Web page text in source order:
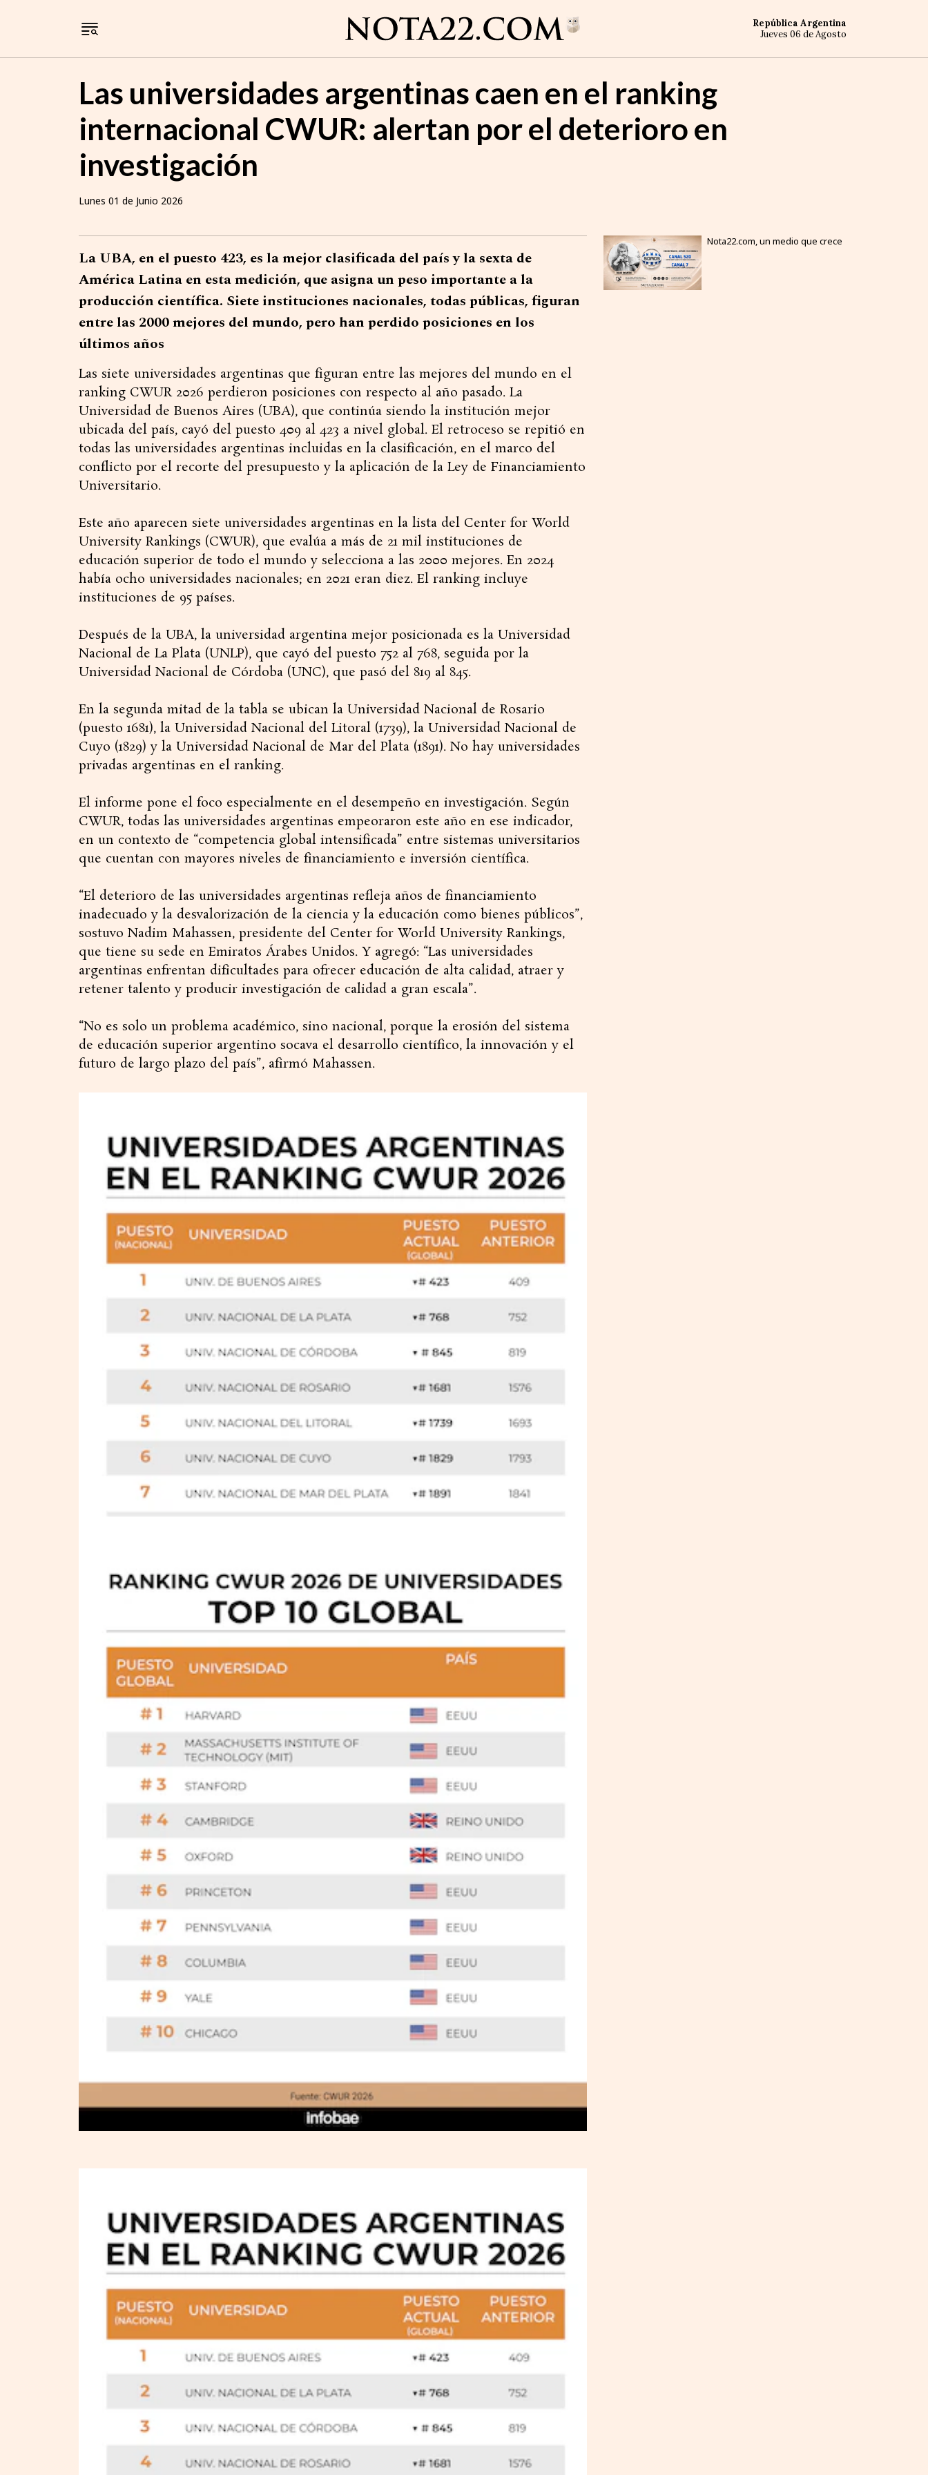
República Argentina
Jueves 06 de Agosto
Las universidades argentinas caen en el ranking
internacional CWUR: alertan por el deterioro en
investigación
Lunes 01 de Junio 2026
La UBA, en el puesto 423, es la mejor clasificada del país y la sexta de
América Latina en esta medición, que asigna un peso importante a la
producción científica. Siete instituciones nacionales, todas públicas, figuran
entre las 2000 mejores del mundo, pero han perdido posiciones en los
últimos años
Las siete universidades argentinas que figuran entre las mejores del mundo en el
ranking CWUR 2026 perdieron posiciones con respecto al año pasado. La
Universidad de Buenos Aires (UBA), que continúa siendo la institución mejor
ubicada del país, cayó del puesto 409 al 423 a nivel global. El retroceso se repitió en
todas las universidades argentinas incluidas en la clasificación, en el marco del
conflicto por el recorte del presupuesto y la aplicación de la Ley de Financiamiento
Universitario.
Este año aparecen siete universidades argentinas en la lista del Center for World
University Rankings (CWUR), que evalúa a más de 21 mil instituciones de
educación superior de todo el mundo y selecciona a las 2000 mejores. En 2024
había ocho universidades nacionales; en 2021 eran diez. El ranking incluye
instituciones de 95 países.
Después de la UBA, la universidad argentina mejor posicionada es la Universidad
Nacional de La Plata (UNLP), que cayó del puesto 752 al 768, seguida por la
Universidad Nacional de Córdoba (UNC), que pasó del 819 al 845.
En la segunda mitad de la tabla se ubican la Universidad Nacional de Rosario
(puesto 1681), la Universidad Nacional del Litoral (1739), la Universidad Nacional de
Cuyo (1829) y la Universidad Nacional de Mar del Plata (1891). No hay universidades
privadas argentinas en el ranking.
El informe pone el foco especialmente en el desempeño en investigación. Según
CWUR, todas las universidades argentinas empeoraron este año en ese indicador,
en un contexto de “competencia global intensificada” entre sistemas universitarios
que cuentan con mayores niveles de financiamiento e inversión científica.
“El deterioro de las universidades argentinas refleja años de financiamiento
inadecuado y la desvalorización de la ciencia y la educación como bienes públicos”,
sostuvo Nadim Mahassen, presidente del Center for World University Rankings,
que tiene su sede en Emiratos Árabes Unidos. Y agregó: “Las universidades
argentinas enfrentan dificultades para ofrecer educación de alta calidad, atraer y
retener talento y producir investigación de calidad a gran escala”.
“No es solo un problema académico, sino nacional, porque la erosión del sistema
de educación superior argentino socava el desarrollo científico, la innovación y el
futuro de largo plazo del país”, afirmó Mahassen.
Nota22.com, un medio que crece